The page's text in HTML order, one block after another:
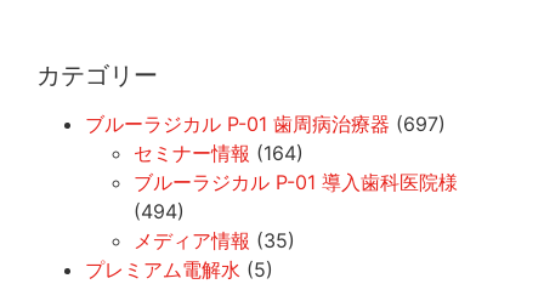
カテゴリー
ブルーラジカル P-01 歯周病治療器 (697)
セミナー情報 (164)
ブルーラジカル P-01 導入歯科医院様
(494)
メディア情報 (35)
プレミアム電解水 (5)